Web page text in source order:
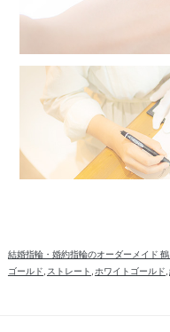
結婚指輪・婚約指輪のオーダーメイド
ゴールド, ストレート ,ホワイトゴールド,